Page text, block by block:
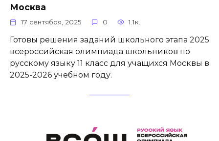
Москва
17 сентября, 2025 0 1.1к.
Готовы решения заданий школьного этапа 2025
всероссийская олимпиада школьников по
русскому языку 11 класс для учащихся Москвы в
2025-2026 учебном году.